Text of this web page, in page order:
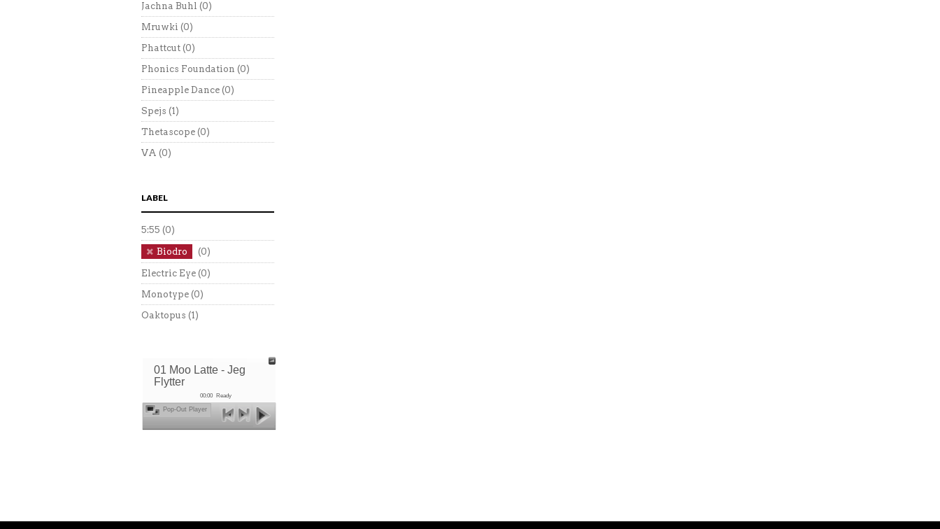
Jachna Buhl (0)
Mruwki (0)
Phattcut (0)
Phonics Foundation (0)
Pineapple Dance (0)
Spejs (1)
Thetascope (0)
VA (0)
LABEL
5:55 (0)
Biodro (0)
Electric Eye (0)
Monotype (0)
Oaktopus (1)
01 Moo Latte - Jeg
Flytter
00:00 Ready
Pop-Out Player